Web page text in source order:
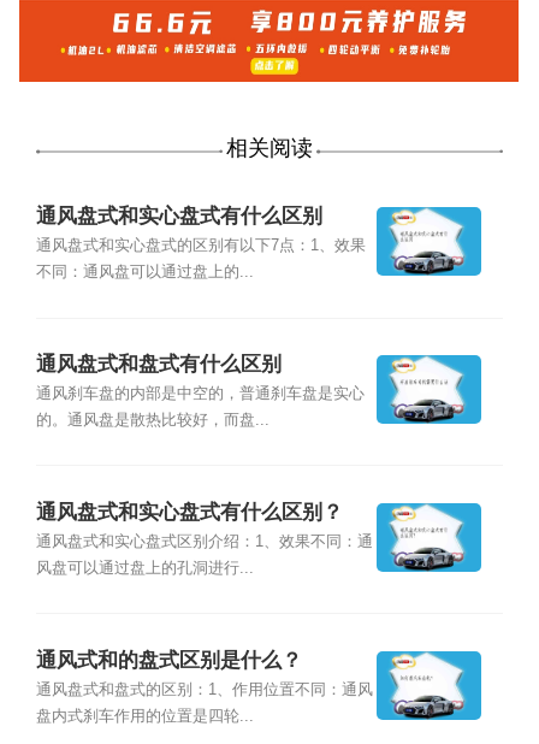
相关阅读
通风盘式和实心盘式有什么区别
通风盘式和实心盘式的区别有以下7点：1、效果
不同：通风盘可以通过盘上的...
通风盘式和盘式有什么区别
通风刹车盘的内部是中空的，普通刹车盘是实心
的。通风盘是散热比较好，而盘...
通风盘式和实心盘式有什么区别？
通风盘式和实心盘式区别介绍：1、效果不同：通
风盘可以通过盘上的孔洞进行...
通风式和的盘式区别是什么？
通风盘式和盘式的区别：1、作用位置不同：通风
盘内式刹车作用的位置是四轮...